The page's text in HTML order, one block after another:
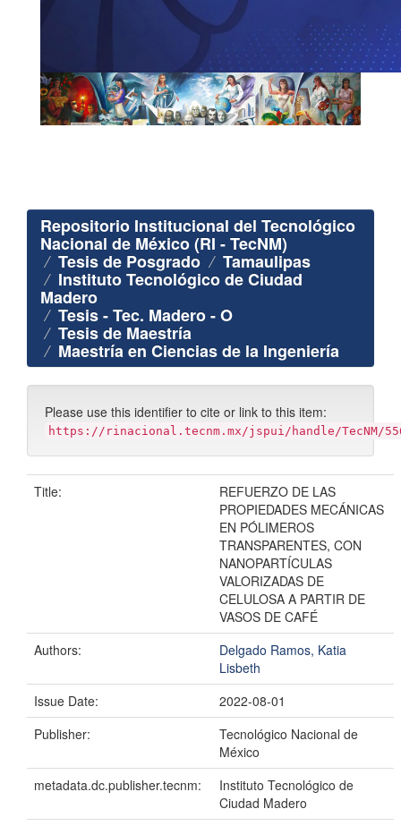
Repositorio Institucional del Tecnológico
Nacional de México (RI - TecNM)
Tesis de Posgrado Tamaulipas
Instituto Tecnológico de Ciudad
Madero
Tesis - Tec. Madero - O
Tesis de Maestría
Maestría en Ciencias de la Ingeniería
Please use this identifier to cite or link to this item:
https://rinacional.tecnm.mx/jspui/handle/TecNM/
Title:
REFUERZO DE LAS
PROPIEDADES MECÁNICAS
EN PÓLIMEROS
TRANSPARENTES, CON
NANOPARTÍCULAS
VALORIZADAS DE
CELULOSA A PARTIR DE
VASOS DE CAFÉ
Authors:
Delgado Ramos, Katia
Lisbeth
Issue Date:
2022-08-01
Publisher:
Tecnológico Nacional de
México
metadata.dc.publisher.tecnm:
Instituto Tecnológico de
Ciudad Madero